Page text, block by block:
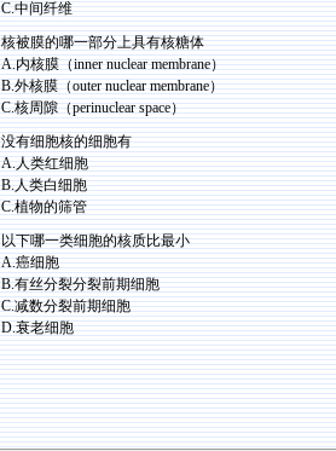
C.中间纤维
核被膜的哪一部分上具有核糖体
A.内核膜（inner nuclear membrane）
B.外核膜（outer nuclear membrane）
C.核周隙（perinuclear space）
没有细胞核的细胞有
A.人类红细胞
B.人类白细胞
C.植物的筛管
以下哪一类细胞的核质比最小
A.癌细胞
B.有丝分裂分裂前期细胞
C.减数分裂前期细胞
D.衰老细胞